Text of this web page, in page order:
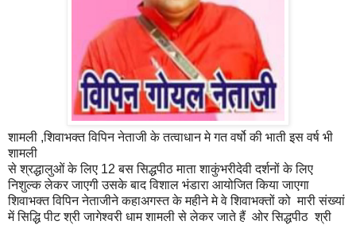
शामली ,शिवाभक्त विपिन नेताजी के तत्वाधान मे गत वर्षो की भाती इस वर्ष भी
शामली
से श्रद्धालुओं के लिए 12 बस सिद्धपीठ माता शाकुंभरीदेवी दर्शनों के लिए
निशुल्क लेकर जाएगी उसके बाद विशाल भंडारा आयोजित किया जाएगा
शिवाभक्त विपिन नेताजीने कहाअगस्त के महीने मे वे शिवाभक्तों को मारी संख्यां
में सिद्धि पीट श्री जागेश्वरी धाम शामली से लेकर जाते हैं ओर सिद्धपीठ श्री